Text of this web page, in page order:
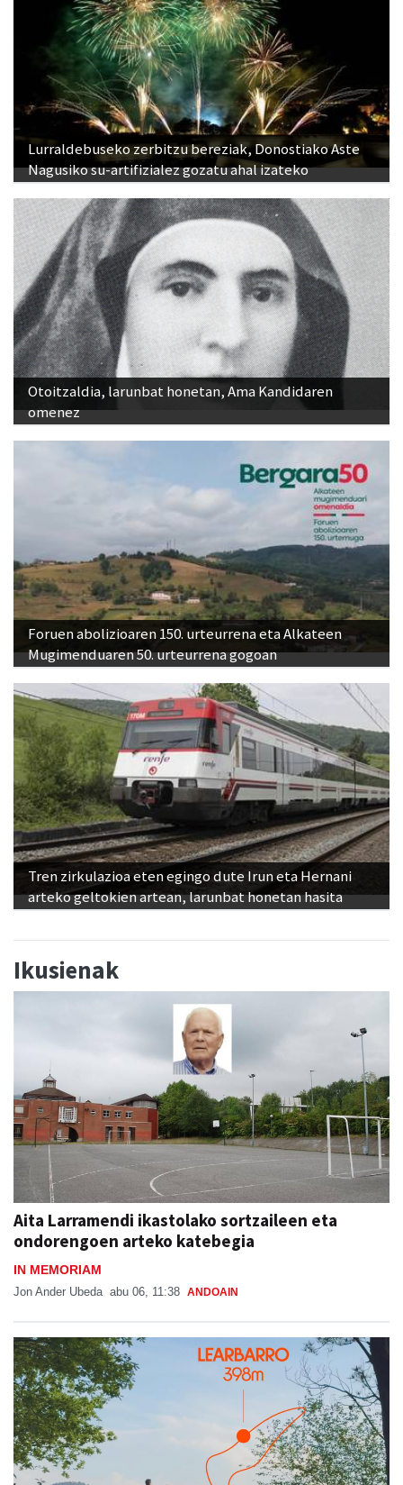
Lurraldebuseko zerbitzu bereziak, Donostiako Aste
Nagusiko su-artifizialez gozatu ahal izateko
Otoitzaldia, larunbat honetan, Ama Kandidaren
omenez
Foruen abolizioaren 150. urteurrena eta Alkateen
Mugimenduaren 50. urteurrena gogoan
Tren zirkulazioa eten egingo dute Irun eta Hernani
arteko geltokien artean, larunbat honetan hasita
Ikusienak
Aita Larramendi ikastolako sortzaileen eta
ondorengoen arteko katebegia
IN MEMORIAM
Jon Ander Ubeda abu 06, 11:38 ANDOAIN